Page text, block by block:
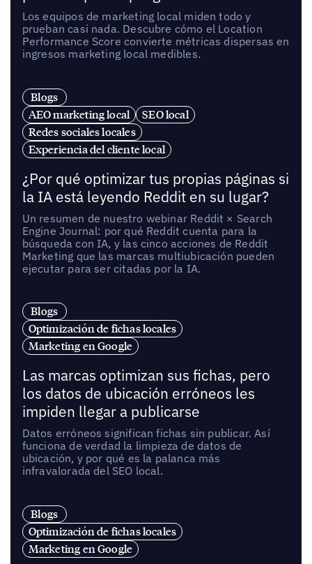
Los equipos de marketing local miden todo y
prueban casi nada. Descubre cómo el Location
Performance Score convierte métricas dispersas en
ingresos marketing local medibles.
Blogs
AEO marketing local
SEO local
Redes sociales locales
Experiencia del cliente local
¿Por qué optimizar tus propias páginas si
la IA está leyendo Reddit en su lugar?
Un resumen de nuestro webinar Reddit × Search
Engine Journal: por qué Reddit cuenta para la
búsqueda con IA, y las cinco acciones de Reddit
Marketing que las marcas multiubicación pueden
ejecutar para ser citadas por la IA.
Blogs
Optimización de fichas locales
Marketing en Google
Las marcas optimizan sus fichas, pero
los datos de ubicación erróneos les
impiden llegar a publicarse
Datos erróneos significan fichas sin publicar. Así
funciona de verdad la limpieza de datos de
ubicación, y por qué es la palanca más
infravalorada del SEO local.
Blogs
Optimización de fichas locales
Marketing en Google